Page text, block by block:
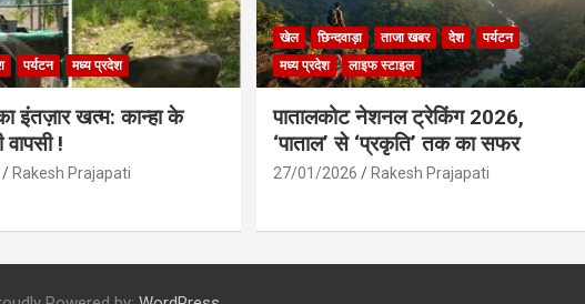
पर्यटन मध्य प्रदेश
इंतज़ार खत्म: कान्हा के
वापसी !
Rakesh Prajapati
खेल छिन्दवाड़ा ताजा खबर देश
पर्यटन
मध्य प्रदेश
लाइफ स्टाइल
पातालकोट नेशनल ट्रेकिंग 2026,
‘पाताल’ से ‘प्रकृति’ तक का सफर
27/01/2026 Rakesh Prajapati